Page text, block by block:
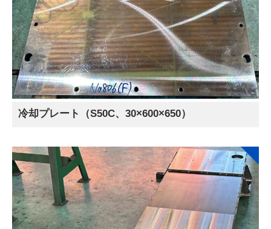
冷却プレート（S50C、30×600×650）